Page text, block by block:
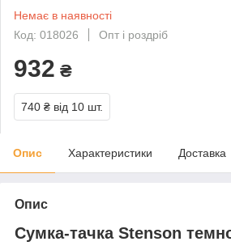
Немає в наявності
Код: 018026
Опт і роздріб
932 ₴
740 ₴ від 10 шт.
Опис Характеристики Доставка
Опис
Сумка-тачка Stenson